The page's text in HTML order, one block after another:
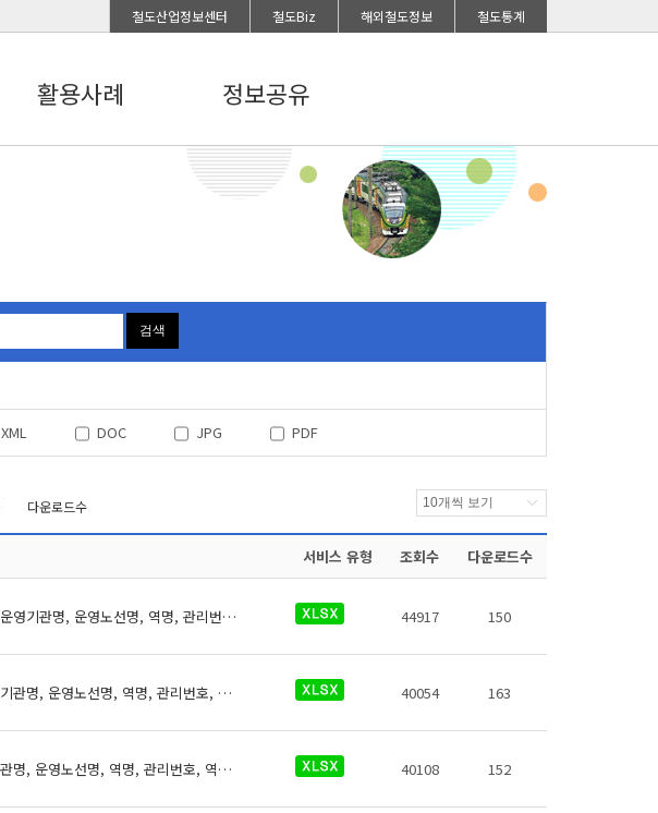
철도산업정보센터 철도Biz 해외철도정보 철도통계
활용사례 정보공유
검색
XML DOC JPG PDF
다운로드수
서비스 유형 조회수 다운로드수
서울교통공사 역사들의 무인택배보관함에 대한 데이터로 철도운영기관명, 운영노선명, 역명, 관리번호, 무인편의시설명, 크기코드, 지상지하구분, 역층, 상세위치, 시설수, 이용요금, 운영사, 전화번호, 데이터 기준일자, 참고사항이 있습니다
44917 150
서울교통공사 역사들의 환승주차장에 대한 데이터로 철도운영기관명, 운영노선명, 역명, 관리번호, 환승주차장명, 출입구 번호, 주차면수, 급지, 운영시간(평일), 운영시간(휴일), 주차요금, 주차요금(월정액권), 주차요금(기타), 운영기관명, 전화번호, 데이터 기준일자, 참고사항이 있습니다.
40054 163
서울교통공사 역사들의 의료시설에 대한 데이터로 철도운영기관명, 운영노선명, 역명, 관리번호, 역내시설구분, 지상지하구분, 역층, (근접) 출입구번호, 상세위치, 이용시간, 전화번호, 데이터 기준일자, 참고사항이 있습니다.
40108 152